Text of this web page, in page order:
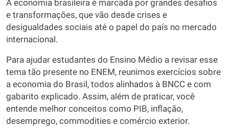
A economia brasileira é marcada por grandes desafios
e transformações, que vão desde crises e
desigualdades sociais até o papel do país no mercado
internacional.
Para ajudar estudantes do Ensino Médio a revisar esse
tema tão presente no ENEM, reunimos exercícios sobre
a economia do Brasil, todos alinhados à BNCC e com
gabarito explicado. Assim, além de praticar, você
entende melhor conceitos como PIB, inflação,
desemprego, commodities e comércio exterior.